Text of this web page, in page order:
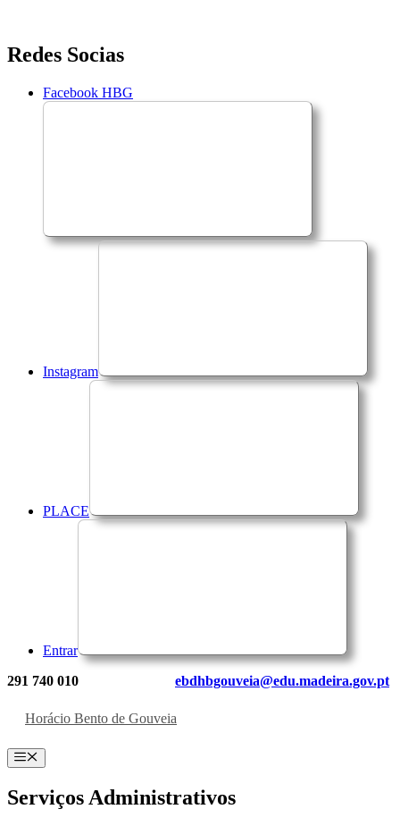
Saltar
para
conteúdo
Redes Socias
Facebook HBG
Instagram
PLACE
Entrar
291 740 010 ebdhbgouveia@edu.madeira.gov.pt
Horácio Bento de Gouveia
Menu
Serviços Administrativos